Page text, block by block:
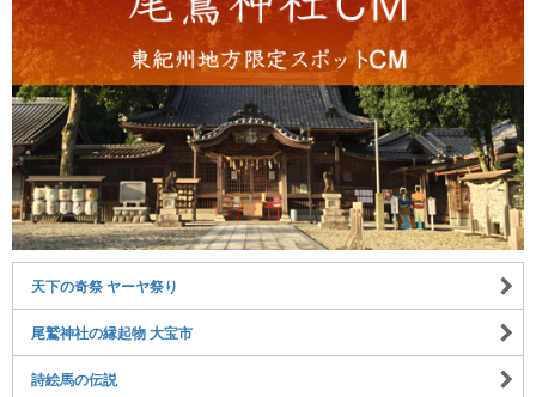
天下の奇祭 ヤーヤ祭り
尾鷲神社の縁起物 大宝市
詩絵馬の伝説